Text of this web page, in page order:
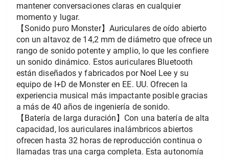
mantener conversaciones claras en cualquier
momento y lugar.
【Sonido puro Monster】Auriculares de oído abierto
con un altavoz de 14,2 mm de diámetro que ofrece un
rango de sonido potente y amplio, lo que les confiere
un sonido dinámico. Estos auriculares Bluetooth
están diseñados y fabricados por Noel Lee y su
equipo de I+D de Monster en EE. UU. Ofrecen la
experiencia musical más impactante posible gracias
a más de 40 años de ingeniería de sonido.
【Batería de larga duración】Con una batería de alta
capacidad, los auriculares inalámbricos abiertos
ofrecen hasta 32 horas de reproducción continua o
llamadas tras una carga completa. Esta autonomía